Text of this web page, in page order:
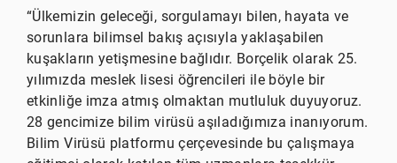
“Ülkemizin geleceği, sorgulamayı bilen, hayata ve
sorunlara bilimsel bakış açısıyla yaklaşabilen
kuşakların yetişmesine bağlıdır. Borçelik olarak 25.
yılımızda meslek lisesi öğrencileri ile böyle bir
etkinliğe imza atmış olmaktan mutluluk duyuyoruz.
28 gencimize bilim virüsü aşıladığımıza inanıyorum.
Bilim Virüsü platformu çerçevesinde bu çalışmaya